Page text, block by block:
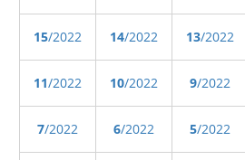
15/2022 14/2022 13/2022
11/2022 10/2022 9/2022
7/2022 6/2022 5/2022